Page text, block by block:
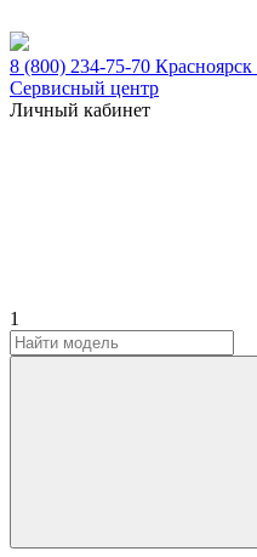
8 (800) 234-75-70 Красноярск
Сервисный центр
Личный кабинет
1